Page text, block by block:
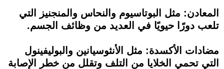
المعادن: مثل البوتاسيوم والنحاس والمنجنيز التي
تلعب دورًا حيويًا في العديد من وظائف الجسم.
مضادات الأكسدة: مثل الأنثوسيانين والبوليفينول
التي تحمي الخلايا من التلف وتقلل من خطر الإصابة